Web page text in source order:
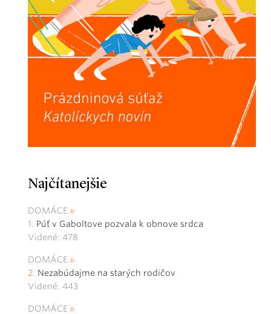
Najčítanejšie
DOMÁCE
Púť v Gaboltove pozvala k obnove srdca
Videné: 478
DOMÁCE
Nezabúdajme na starých rodičov
Videné: 443
DOMÁCE